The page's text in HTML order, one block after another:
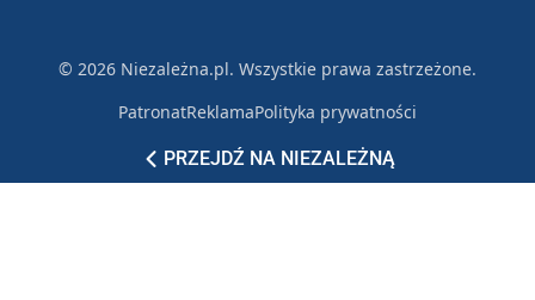
PRZEJDŹ NA NIEZALEŻNĄ
© 2026 Niezależna.pl. Wszystkie prawa zastrzeżone.
PatronatReklamaPolityka prywatności